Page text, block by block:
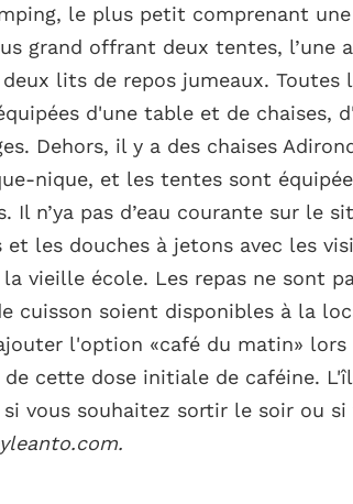
le plus petit comprenant
grand offrant deux tentes, l’une
deux lits de repos jumeaux. Toutes
d'une table et de chaises,
Dehors, il y a des chaises
nique, et les tentes sont
Il n’ya pas d’eau courante sur le
les douches à jetons avec les
vieille école. Les repas ne sont
cuisson soient disponibles à la
l'option «café du matin» lors
de cette dose initiale de caféine.
si vous souhaitez sortir le soir ou si
.